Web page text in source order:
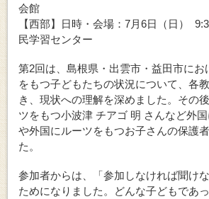
会館
【西部】日時・会場：7月6日（日）
民学習センター
第2回は、島根県・出雲市・益田市にお
をもつ子どもたちの状況について、各
き、現状への理解を深めました。その
ツをもつ小波津 チアゴ 明 さんなど外
や外国にルーツをもつお子さんの保護
た。
参加者からは、「参加しなければ聞け
ためになりました。どんな子どもであ